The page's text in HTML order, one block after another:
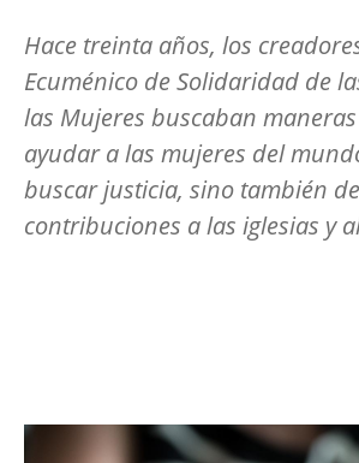
Hace treinta años, los
Ecuménico de Solidaridad de
las Mujeres buscaban
ayudar a las mujeres del
buscar justicia, sino también
contribuciones a las iglesias y
Image